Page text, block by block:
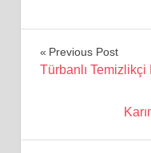
Yazı
Previous Post
Türbanlı